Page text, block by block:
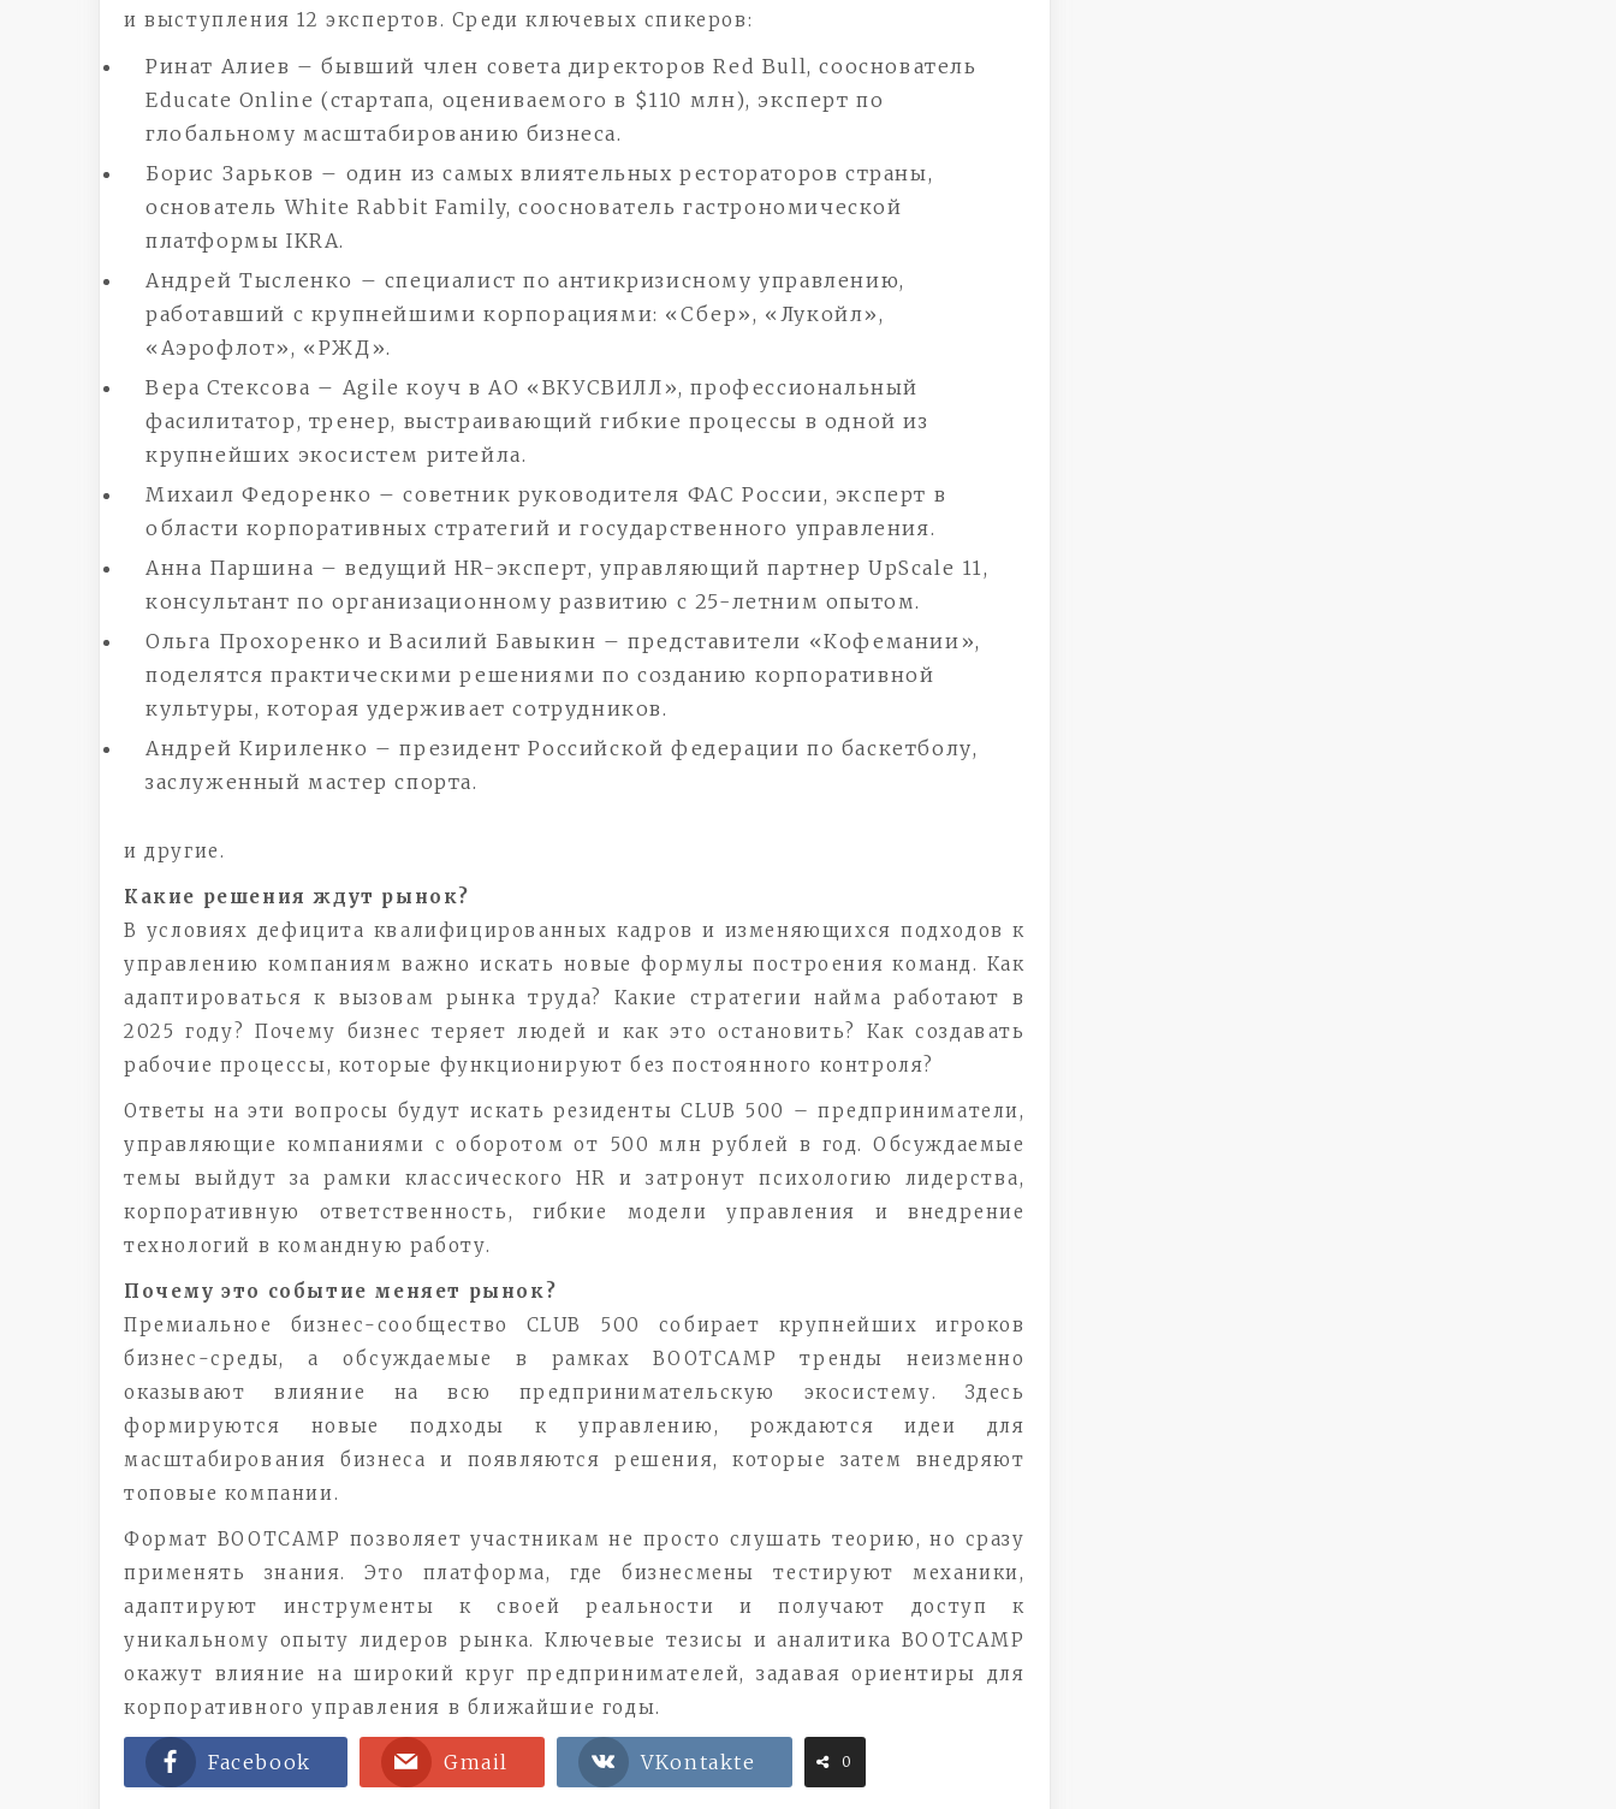
и выступления 12 экспертов. Среди ключевых спикеров:
Ринат Алиев – бывший член совета директоров Red Bull, сооснователь
Educate Online (стартапа, оцениваемого в $110 млн), эксперт по
глобальному масштабированию бизнеса.
Борис Зарьков – один из самых влиятельных рестораторов страны,
основатель White Rabbit Family, сооснователь гастрономической
платформы IKRA.
Андрей Тысленко – специалист по антикризисному управлению,
работавший с крупнейшими корпорациями: «Сбер», «Лукойл»,
«Аэрофлот», «РЖД».
Вера Стексова – Agile коуч в АО «ВКУСВИЛЛ», профессиональный
фасилитатор, тренер, выстраивающий гибкие процессы в одной из
крупнейших экосистем ритейла.
Михаил Федоренко – советник руководителя ФАС России, эксперт в
области корпоративных стратегий и государственного управления.
Анна Паршина – ведущий HR-эксперт, управляющий партнер UpScale 11,
консультант по организационному развитию с 25-летним опытом.
Ольга Прохоренко и Василий Бавыкин – представители «Кофемании»,
поделятся практическими решениями по созданию корпоративной
культуры, которая удерживает сотрудников.
Андрей Кириленко – президент Российской федерации по баскетболу,
заслуженный мастер спорта.
и другие.
Какие решения ждут рынок?
В условиях дефицита квалифицированных кадров и изменяющихся подходов к
управлению компаниям важно искать новые формулы построения команд. Как
адаптироваться к вызовам рынка труда? Какие стратегии найма работают в
2025 году? Почему бизнес теряет людей и как это остановить? Как создавать
рабочие процессы, которые функционируют без постоянного контроля?
Ответы на эти вопросы будут искать резиденты CLUB 500 – предприниматели,
управляющие компаниями с оборотом от 500 млн рублей в год. Обсуждаемые
темы выйдут за рамки классического HR и затронут психологию лидерства,
корпоративную ответственность, гибкие модели управления и внедрение
технологий в командную работу.
Почему это событие меняет рынок?
Премиальное бизнес-сообщество CLUB 500 собирает крупнейших игроков
бизнес-среды, а обсуждаемые в рамках BOOTCAMP тренды неизменно
оказывают влияние на всю предпринимательскую экосистему. Здесь
формируются новые подходы к управлению, рождаются идеи для
масштабирования бизнеса и появляются решения, которые затем внедряют
топовые компании.
Формат BOOTCAMP позволяет участникам не просто слушать теорию, но сразу
применять знания. Это платформа, где бизнесмены тестируют механики,
адаптируют инструменты к своей реальности и получают доступ к
уникальному опыту лидеров рынка. Ключевые тезисы и аналитика BOOTCAMP
окажут влияние на широкий круг предпринимателей, задавая ориентиры для
корпоративного управления в ближайшие годы.
Facebook Gmail VKontakte 0